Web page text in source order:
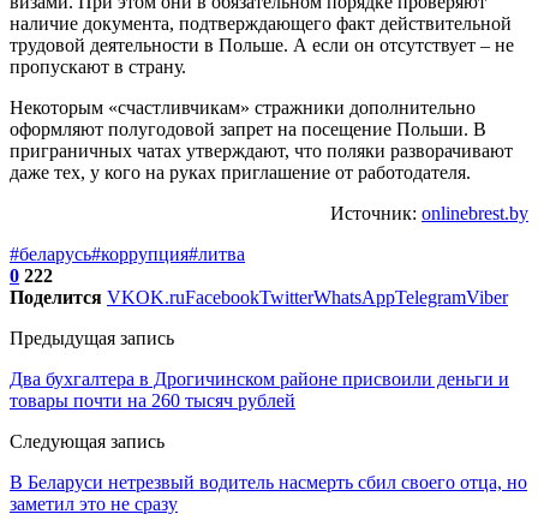
наличие документа, подтверждающего факт действительной
трудовой деятельности в Польше. А если он отсутствует – не
пропускают в страну.
Некоторым «счастливчикам» стражники дополнительно
оформляют полугодовой запрет на посещение Польши. В
приграничных чатах утверждают, что поляки разворачивают
даже тех, у кого на руках приглашение от работодателя.
Источник: onlinebrest.by
#беларусь#коррупция#литва
0 222
Поделится VKOK.ruFacebookTwitterWhatsAppTelegramViber
Предыдущая запись
Два бухгалтера в Дрогичинском районе присвоили деньги и
товары почти на 260 тысяч рублей
Следующая запись
В Беларуси нетрезвый водитель насмерть сбил своего отца, но
заметил это не сразу